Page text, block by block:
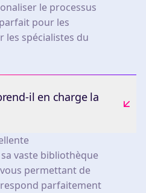
le processus
pour les
les spécialistes du
il en charge la
vaste bibliothèque
permettant de
parfaitement